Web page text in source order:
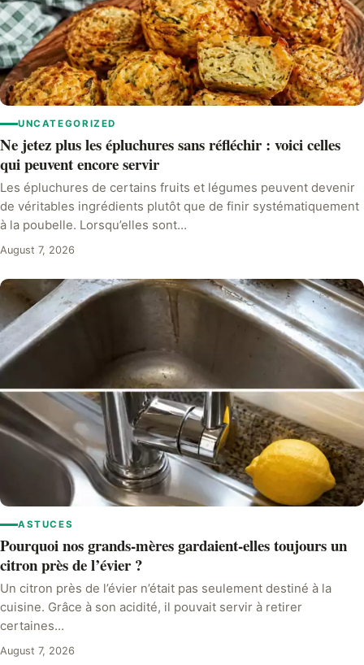
UNCATEGORIZED
Ne jetez plus les épluchures sans réfléchir : voici celles
qui peuvent encore servir
Les épluchures de certains fruits et légumes peuvent devenir
de véritables ingrédients plutôt que de finir systématiquement
à la poubelle. Lorsqu’elles sont…
August 7, 2026
ASTUCES
Pourquoi nos grands-mères gardaient-elles toujours un
citron près de l’évier ?
Un citron près de l’évier n’était pas seulement destiné à la
cuisine. Grâce à son acidité, il pouvait servir à retirer
certaines…
August 7, 2026